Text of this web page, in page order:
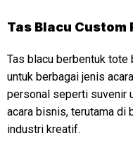
Tas Blacu
Tas blacu berbentuk tote
untuk berbagai jenis
personal seperti suvenir
acara bisnis, terutama di
industri kreatif.